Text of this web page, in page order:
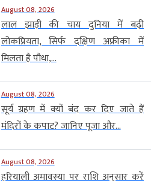
August 08, 2026
लाल झाड़ी की चाय दुनिया में बढ़ी
लोकप्रियता, सिर्फ दक्षिण अफ्रीका में
मिलता है पौधा,...
August 08, 2026
सूर्य ग्रहण में क्यों बंद कर दिए जाते हैं
मंदिरों के कपाट? जानिए पूजा और...
August 08, 2026
हरियाली अमावस्या पर राशि अनुसार करें